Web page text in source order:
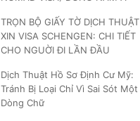
TRỌN BỘ GIẤY TỜ DỊCH THUẬT
XIN VISA SCHENGEN: CHI TIẾT
CHO NGUỜI ĐI LẦN ĐẦU
Dịch Thuật Hồ Sơ Định Cư Mỹ:
Tránh Bị Loại Chỉ Vì Sai Sót Một
Dòng Chữ